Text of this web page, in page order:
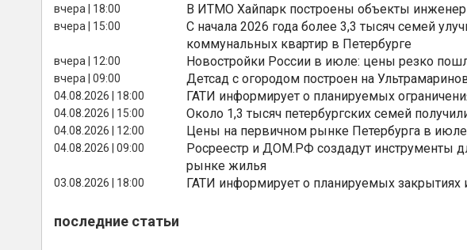
вчера | 18:00 В ИТМО Хайпарк построены объекты
вчера | 15:00
С начала 2026 года более 3,3 тысяч семей
коммунальных квартир в Петербурге
вчера | 12:00 Новостройки России в июле: цены резко
вчера | 09:00 Детсад с огородом построен на
04.08.2026 | 18:00 ГАТИ информирует о планируемых
04.08.2026 | 15:00 Около 1,3 тысяч петербургских семей
04.08.2026 | 12:00 Цены на первичном рынке Петербурга в июле
04.08.2026 | 09:00
Росреестр и ДОМ.РФ создадут инструменты
рынке жилья
03.08.2026 | 18:00 ГАТИ информирует о планируемых закрытиях
последние статьи